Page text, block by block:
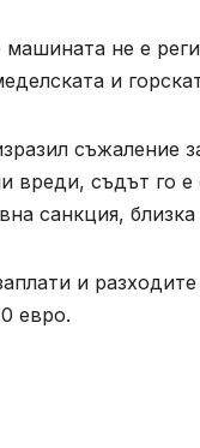
не е
и
съжаление
вреди, съдът го е
санкция,
и
евро.